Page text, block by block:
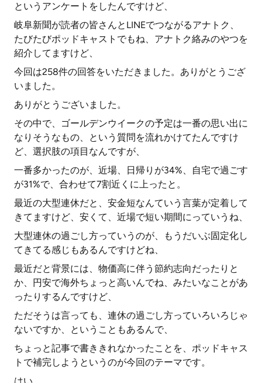
というアンケートをしたんですけど、
岐阜新聞が読者の皆さんとLINEでつながるアナトク、
たびたびポッドキャストでもね、アナトク絡みのやつを
紹介してますけど、
今回は258件の回答をいただきました。ありがとうござ
いました。
ありがとうございました。
その中で、ゴールデンウイークの予定は一番の思い出に
なりそうなもの、という質問を流れかけてたんですけ
ど、選択肢の項目なんですが、
一番多かったのが、近場、日帰りが34%、自宅で過ごす
が31%で、合わせて7割近くに上ったと。
最近の大型連休だと、安金短なんていう言葉が定着して
きてますけど、安くて、近場で短い期間にっていうね、
大型連休の過ごし方っていうのが、もうだいぶ固定化し
てきてる感じもあるんですけどね、
最近だと背景には、物価高に伴う節約志向だったりと
か、円安で海外ちょっと高いんでね、みたいなことがあ
ったりするんですけど、
ただそうは言っても、連休の過ごし方っていろいろじゃ
ないですか、ということもあるんで、
ちょっと記事で書ききれなかったことを、ポッドキャス
トで補完しようというのが今回のテーマです。